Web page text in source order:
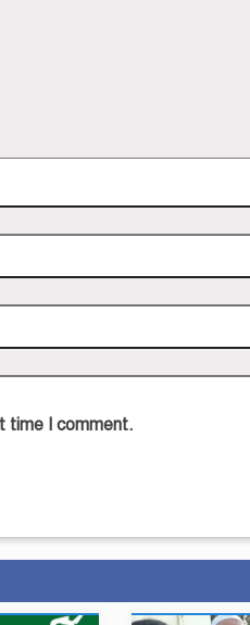
time I comment.